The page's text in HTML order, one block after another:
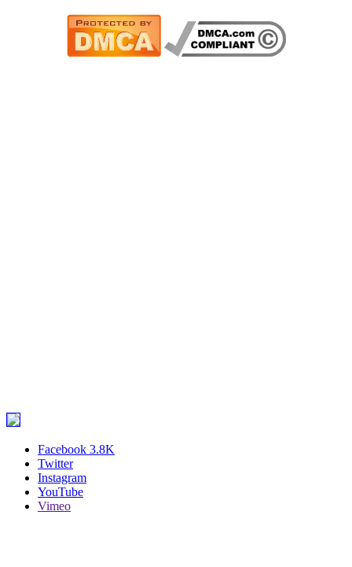
Facebook 3.8K
Twitter
Instagram
YouTube
Vimeo